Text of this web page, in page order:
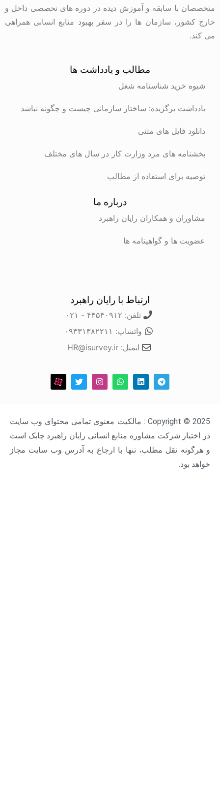
با سابقه و آموزش دیده در دوره های تخصصی داخل و
سازمان ها را در سفر بهبود منابع انسانی همراهی
مطالب و یادداشت ها
شناسنامه شغل
برگزیده: ساختار سازمانی چیست و چگونه نباشد
فایل های متنی
های مزد وزارت کار در سال های مختلف
استفاده از مطالب
و همکاران رایان راهبرد
و گواهینامه ها
ارتباط با رایان راهبرد
واتساپ: ۰۹۳۳۱۳۸۲۲۱۱
Copyright © 2025 : مالکیت معنوی تمامی محتوای وب سایت
شرکت مشاوره منابع انسانی رایان راهبرد چابک است
نقل مطلب، تنها با ارجاع به آدرس وب سایت مجاز